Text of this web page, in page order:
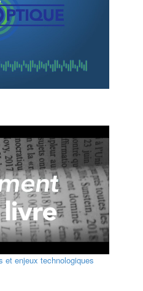
et enjeux technologiques